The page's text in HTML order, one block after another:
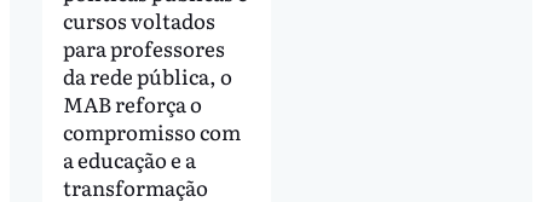
cursos voltados
para professores
da rede pública, o
MAB reforça o
compromisso com
a educação e a
transformação